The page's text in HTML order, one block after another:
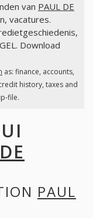
van PAUL DE
vacatures.
Download
as: finance, accounts,
history, taxes and
file.
PAUL